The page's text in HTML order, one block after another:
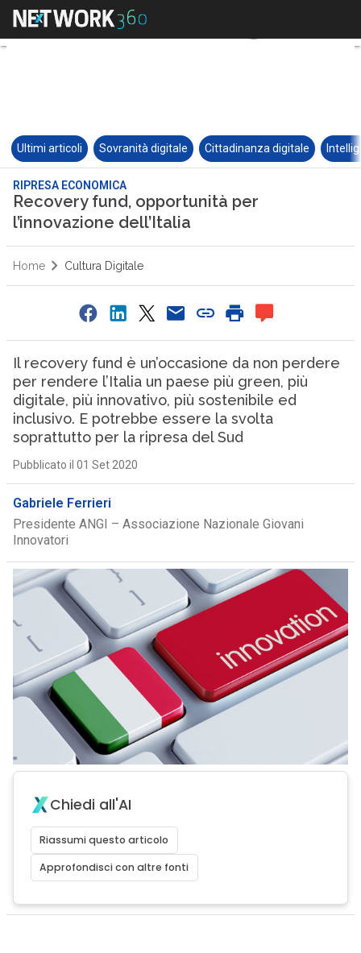
Ultimi articoli Sovranità digitale Cittadinanza digitale
RIPRESA ECONOMICA
Recovery fund, opportunità per
l’innovazione dell’Italia
Home Cultura Digitale
Il recovery fund è un’occasione da non perdere
per rendere l’Italia un paese più green, più
digitale, più innovativo, più sostenibile ed
inclusivo. E potrebbe essere la svolta
soprattutto per la ripresa del Sud
Pubblicato il 01 Set 2020
Gabriele Ferrieri
Presidente ANGI – Associazione Nazionale Giovani
Innovatori
Chiedi all'AI
Riassumi questo articolo
Approfondisci con altre fonti